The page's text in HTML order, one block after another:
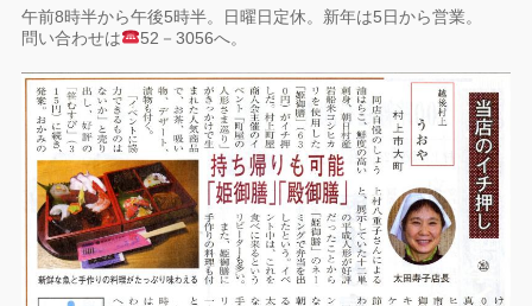
午前8時半から午後5時半。日曜日定休。新年は5日から営業。
問い合わせは
52－3056へ。